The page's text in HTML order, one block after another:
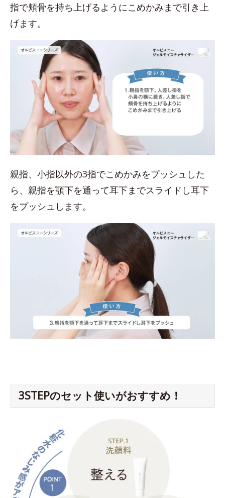
指で頬骨を持ち上げるようにこめかみまで引き上
げます。
親指、小指以外の3指でこめかみをプッシュした
ら、親指を顎下を通って耳下までスライドし耳下
をプッシュします。
3STEPのセット使いがおすすめ！